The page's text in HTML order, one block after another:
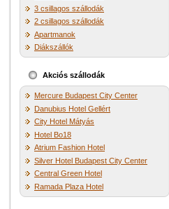
3 csillagos szállodák
2 csillagos szállodák
Apartmanok
Diákszállók
Akciós szállodák
Mercure Budapest City Center
Danubius Hotel Gellért
City Hotel Mátyás
Hotel Bo18
Atrium Fashion Hotel
Silver Hotel Budapest City Center
Central Green Hotel
Ramada Plaza Hotel